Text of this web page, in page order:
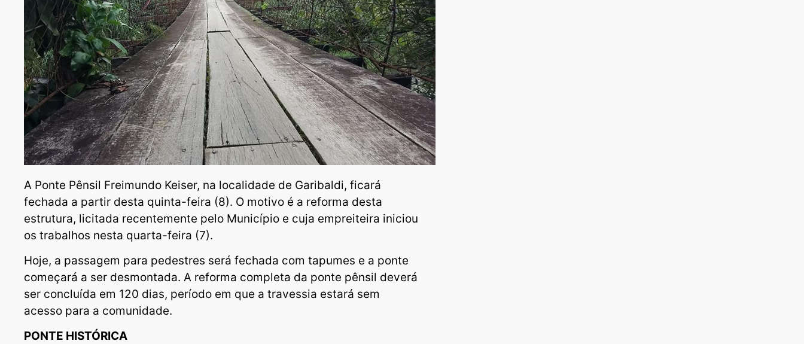
A Ponte Pênsil Freimundo Keiser, na localidade de Garibaldi, ficará
fechada a partir desta quinta-feira (8). O motivo é a reforma desta
estrutura, licitada recentemente pelo Município e cuja empreiteira iniciou
os trabalhos nesta quarta-feira (7).
Hoje, a passagem para pedestres será fechada com tapumes e a ponte
começará a ser desmontada. A reforma completa da ponte pênsil deverá
ser concluída em 120 dias, período em que a travessia estará sem
acesso para a comunidade.
PONTE HISTÓRICA